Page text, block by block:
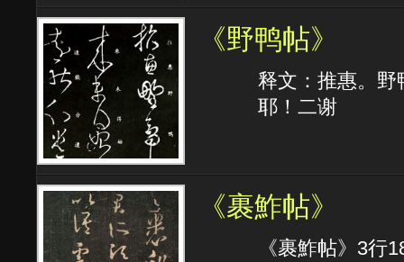
《野鸭帖》
释文：推惠。野
耶！二谢
《裹鮓帖》
《裹鮓帖》3行